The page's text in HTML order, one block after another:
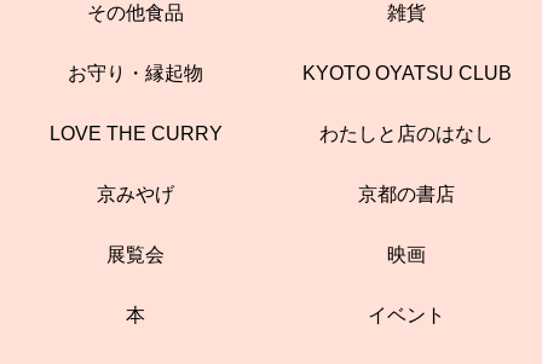
その他食品 雑貨
お守り・縁起物 KYOTO OYATSU CLUB
LOVE THE CURRY わたしと店のはなし
京みやげ 京都の書店
展覧会 映画
本 イベント